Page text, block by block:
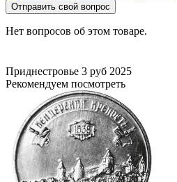
Отправить свой вопрос
Нет вопросов об этом товаре.
Приднестровье 3 руб 2025
Рекомендуем посмотреть